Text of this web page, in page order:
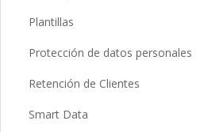
Plantillas
Protección de datos personales
Retención de Clientes
Smart Data